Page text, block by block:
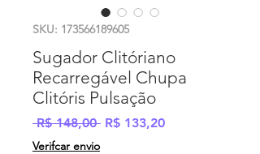
SKU: 173566189605
Sugador Clitóriano
Recarregável Chupa
Clitóris Pulsação
R$ 148,00 Preço
R$ 133,20Preço
Verifcar envio